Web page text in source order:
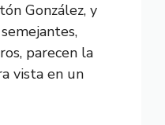
González, y
parecen la
vista en un